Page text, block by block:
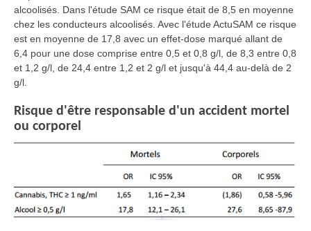
alcoolisés. Dans l'étude SAM ce risque était de 8,5 en moyenne
chez les conducteurs alcoolisés. Avec l'étude ActuSAM ce risque
est en moyenne de 17,8 avec un effet-dose marqué allant de
6,4 pour une dose comprise entre 0,5 et 0,8 g/l, de 8,3 entre 0,8
et 1,2 g/l, de 24,4 entre 1,2 et 2 g/l et jusqu'à 44,4 au-delà de 2
g/l.
Risque d'être responsable d'un accident mortel
ou corporel